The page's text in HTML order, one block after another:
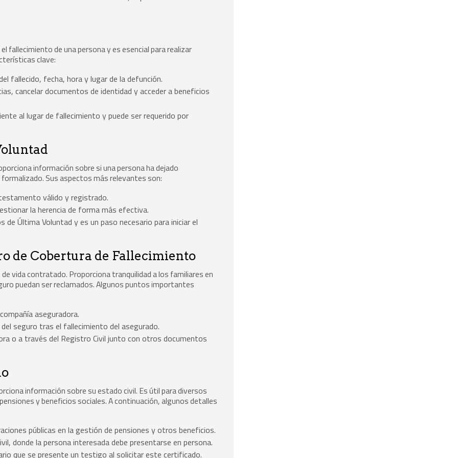
fallecimiento de una persona y es esencial para realizar
clave:
fallecido, fecha, hora y lugar de la defunción.
cancelar documentos de identidad y acceder a beneficios
al lugar de fallecimiento y puede ser requerido por
información sobre si una persona ha dejado
Sus aspectos más relevantes son:
válido y registrado.
la herencia de forma más efectiva.
Última Voluntad y es un paso necesario para iniciar el
de Cobertura de Fallecimiento
vida contratado. Proporciona tranquilidad a los familiares en
puedan ser reclamados. Algunos puntos importantes
aseguradora.
seguro tras el fallecimiento del asegurado.
o a través del Registro Civil junto con otros documentos
información sobre su estado civil. Es útil para diversos
y beneficios sociales. A continuación, algunos detalles
públicas en la gestión de pensiones y otros beneficios.
donde la persona interesada debe presentarse en persona.
que se presente un testigo al solicitar este certificado.